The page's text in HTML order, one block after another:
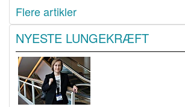
Flere artikler
NYESTE LUNGEKRÆFT